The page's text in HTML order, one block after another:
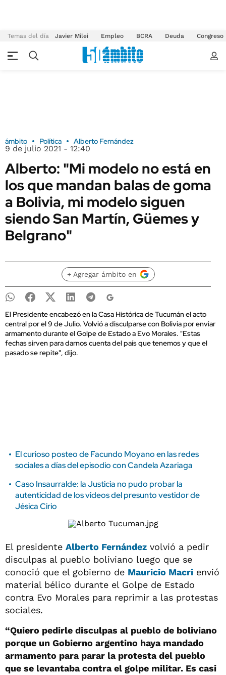
Temas del día Javier Milei Empleo BCRA Deuda Congreso
ámbito Política Alberto Fernández
9 de julio 2021 - 12:40
Alberto: "Mi modelo no está en
los que mandan balas de goma
a Bolivia, mi modelo siguen
siendo San Martín, Güemes y
Belgrano"
+ Agregar ámbito en
El Presidente encabezó en la Casa Histórica de Tucumán el acto
central por el 9 de Julio. Volvió a disculparse con Bolivia por enviar
armamento durante el Golpe de Estado a Evo Morales. "Estas
fechas sirven para darnos cuenta del país que tenemos y que el
pasado se repite", dijo.
El curioso posteo de Facundo Moyano en las redes
sociales a días del episodio con Candela Azariaga
Caso Insaurralde: la Justicia no pudo probar la
autenticidad de los videos del presunto vestidor de
Jésica Cirio
El presidente Alberto Fernández volvió a pedir
disculpas al pueblo boliviano luego que se
conoció que el gobierno de Mauricio Macri envió
material bélico durante el Golpe de Estado
contra Evo Morales para reprimir a las protestas
sociales.
“Quiero pedirle disculpas al pueblo de boliviano
porque un Gobierno argentino haya mandado
armamento para parar la protesta del pueblo
que se levantaba contra el golpe militar. Es casi